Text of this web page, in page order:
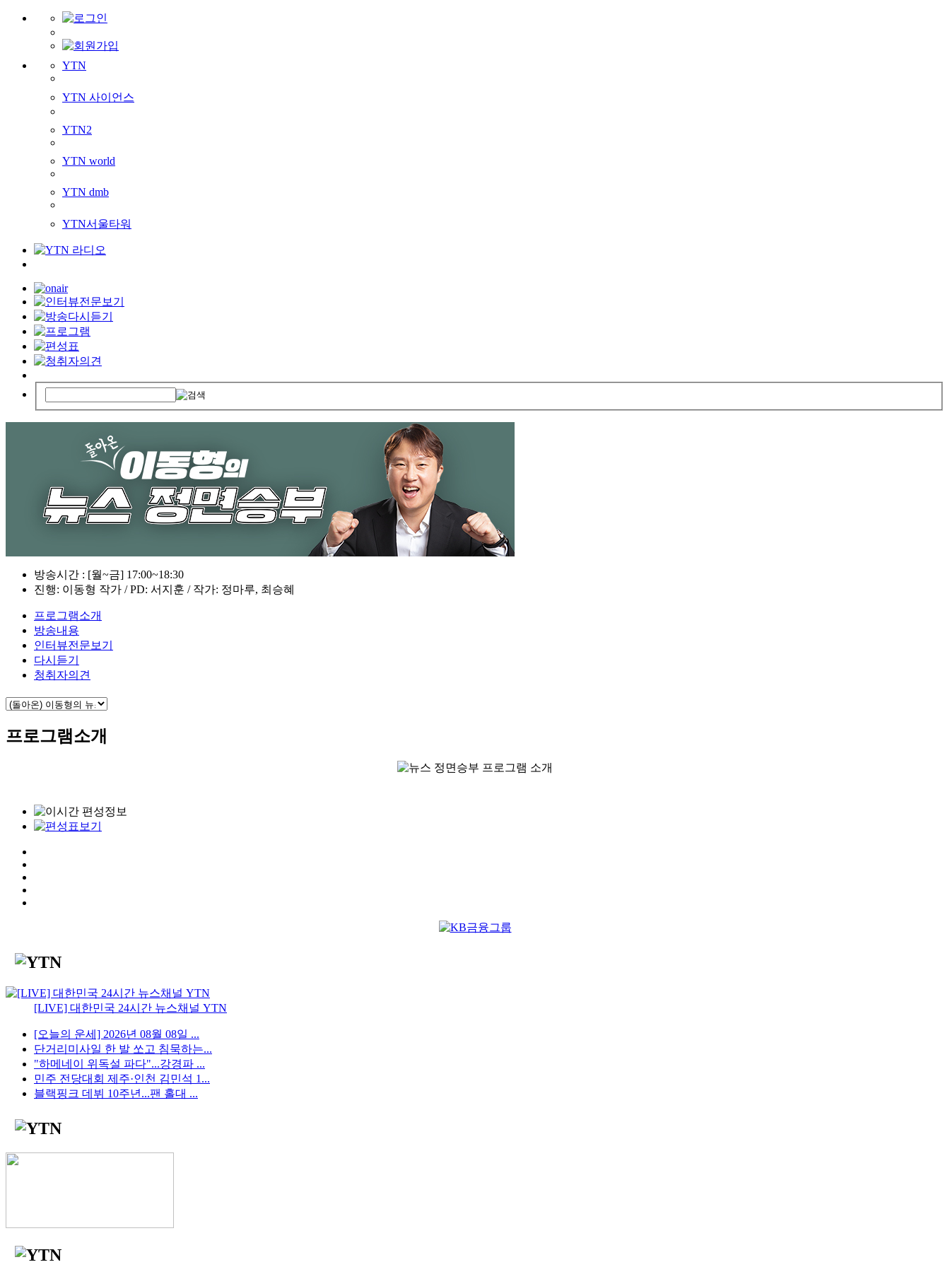
YTN
YTN 사이언스
YTN2
YTN world
YTN dmb
YTN서울타워
방송시간 : [월~금] 17:00~18:30
진행: 이동형 작가 / PD: 서지훈 / 작가: 정마루, 최승혜
프로그램소개
방송내용
인터뷰전문보기
다시듣기
청취자의견
프로그램소개
[LIVE] 대한민국 24시간 뉴스채널 YTN
[오늘의 운세] 2026년 08월 08일 ...
단거리미사일 한 발 쏘고 침묵하는...
"하메네이 위독설 파다"...강경파 ...
민주 전당대회 제주·인천 김민석 1...
블랙핑크 데뷔 10주년...팬 홀대 ...